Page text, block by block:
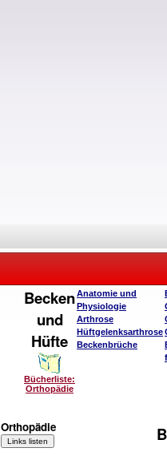
Becken
und
Hüfte
Bücherliste:
Orthopädie
Anatomie und
Physiologie
Arthrose
Hüftgelenksarthrose
Beckenbrüche
Orthopädie